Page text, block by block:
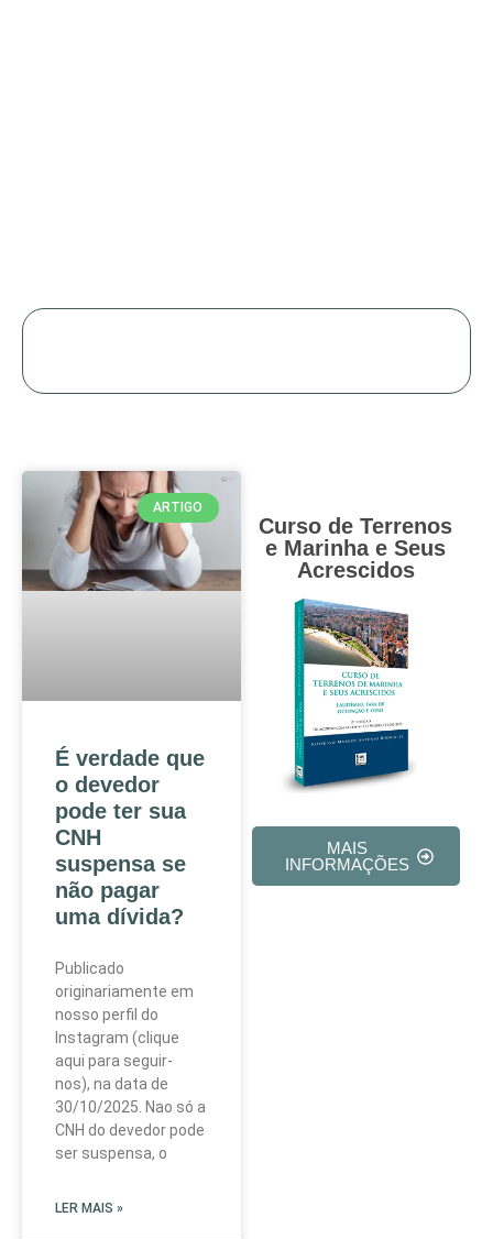
ARTIGO
É verdade que
o devedor
pode ter sua
CNH
suspensa se
não pagar
uma dívida?
Publicado
originariamente em
nosso perfil do
Instagram (clique
aqui para seguir-
nos), na data de
30/10/2025. Nao só a
CNH do devedor pode
ser suspensa, o
LER MAIS »
Curso de Terrenos
e Marinha e Seus
Acrescidos
MAIS
INFORMAÇÕES